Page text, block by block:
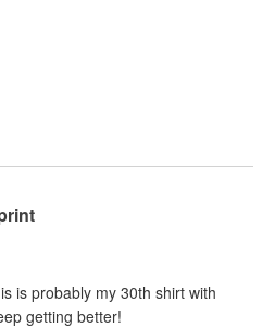
is probably my 30th shirt with
getting better!